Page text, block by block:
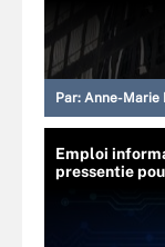
Par: Anne-Marie
Emploi
pressentie